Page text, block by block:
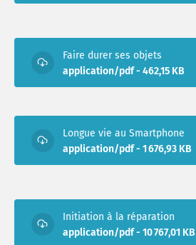
Faire durer ses objets
application/pdf - 462,15 KB
Longue vie au Smartphone
application/pdf - 1 676,93 KB
Initiation à la réparation
application/pdf - 10 767,01 KB